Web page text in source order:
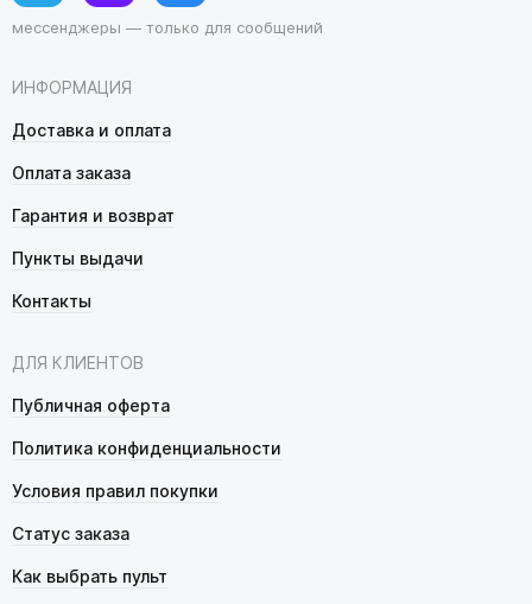
ИНФОРМАЦИЯ
Доставка и оплата
Оплата заказа
Гарантия и возврат
Пункты выдачи
Контакты
ДЛЯ КЛИЕНТОВ
Публичная оферта
Политика конфиденциальности
Условия правил покупки
Статус заказа
Как выбрать пульт
мессенджеры — только для сообщений